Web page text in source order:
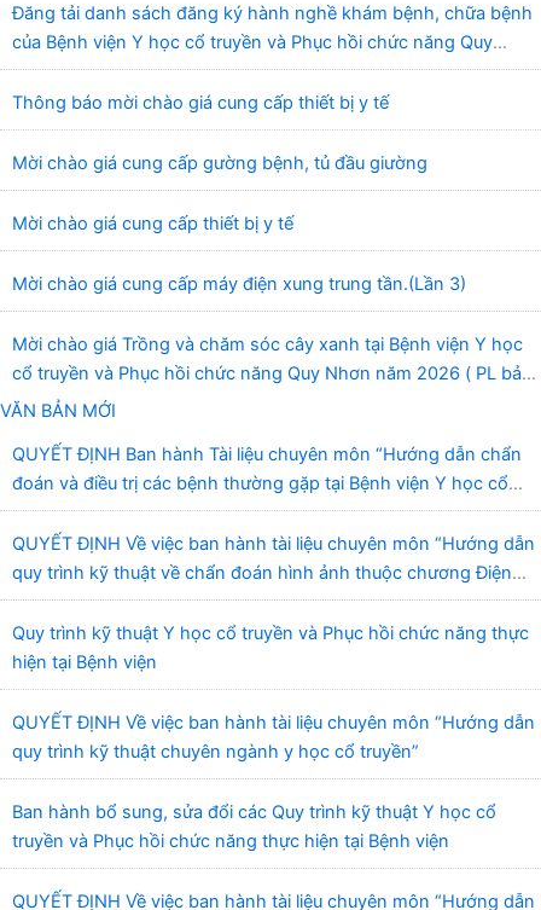
Đăng tải danh sách đăng ký hành nghề khám bệnh, chữa bệnh
của Bệnh viện Y học cổ truyền và Phục hồi chức năng Quy
Nhơn (22/6/2026)
Thông báo mời chào giá cung cấp thiết bị y tế
Mời chào giá cung cấp gường bệnh, tủ đầu giường
Mời chào giá cung cấp thiết bị y tế
Mời chào giá cung cấp máy điện xung trung tần.(Lần 3)
Mời chào giá Trồng và chăm sóc cây xanh tại Bệnh viện Y học
cổ truyền và Phục hồi chức năng Quy Nhơn năm 2026 ( PL bản
Danh mục hàng hóa, mẫu báo giá kèm theo)
VĂN BẢN MỚI
QUYẾT ĐỊNH Ban hành Tài liệu chuyên môn “Hướng dẫn chẩn
đoán và điều trị các bệnh thường gặp tại Bệnh viện Y học cổ
truyền và Phục hồi chức năng Quy Nhơn”
QUYẾT ĐỊNH Về việc ban hành tài liệu chuyên môn “Hướng dẫn
quy trình kỹ thuật về chẩn đoán hình ảnh thuộc chương Điện
quang”
Quy trình kỹ thuật Y học cổ truyền và Phục hồi chức năng thực
hiện tại Bệnh viện
QUYẾT ĐỊNH Về việc ban hành tài liệu chuyên môn “Hướng dẫn
quy trình kỹ thuật chuyên ngành y học cổ truyền”
Ban hành bổ sung, sửa đổi các Quy trình kỹ thuật Y học cổ
truyền và Phục hồi chức năng thực hiện tại Bệnh viện
QUYẾT ĐỊNH Về việc ban hành tài liệu chuyên môn “Hướng dẫn